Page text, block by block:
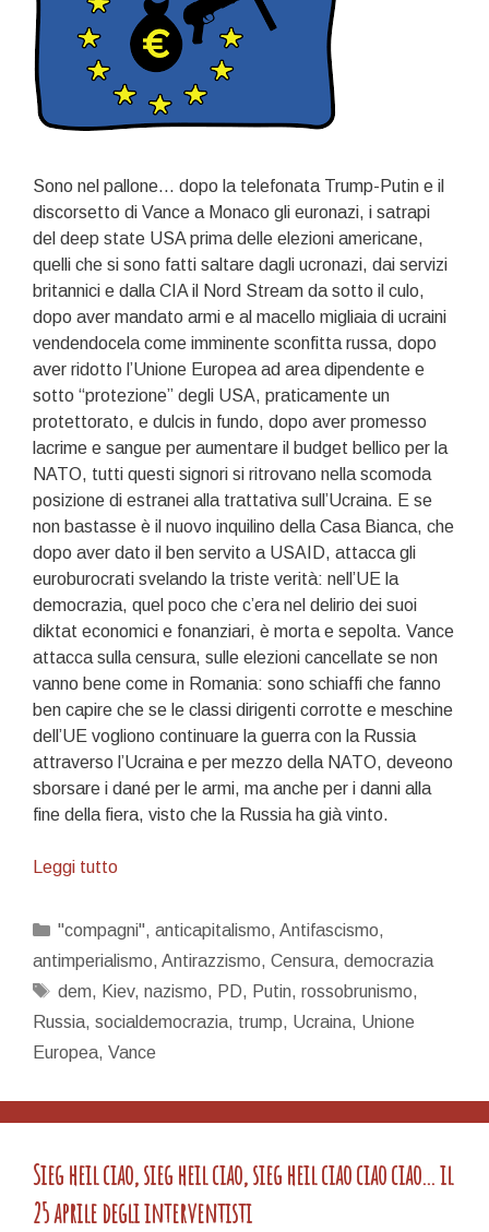
Sono nel pallone… dopo la telefonata Trump-Putin e il
discorsetto di Vance a Monaco gli euronazi, i satrapi
del deep state USA prima delle elezioni americane,
quelli che si sono fatti saltare dagli ucronazi, dai servizi
britannici e dalla CIA il Nord Stream da sotto il culo,
dopo aver mandato armi e al macello migliaia di ucraini
vendendocela come imminente sconfitta russa, dopo
aver ridotto l’Unione Europea ad area dipendente e
sotto “protezione” degli USA, praticamente un
protettorato, e dulcis in fundo, dopo aver promesso
lacrime e sangue per aumentare il budget bellico per la
NATO, tutti questi signori si ritrovano nella scomoda
posizione di estranei alla trattativa sull’Ucraina. E se
non bastasse è il nuovo inquilino della Casa Bianca, che
dopo aver dato il ben servito a USAID, attacca gli
euroburocrati svelando la triste verità: nell’UE la
democrazia, quel poco che c’era nel delirio dei suoi
diktat economici e fonanziari, è morta e sepolta. Vance
attacca sulla censura, sulle elezioni cancellate se non
vanno bene come in Romania: sono schiaffi che fanno
ben capire che se le classi dirigenti corrotte e meschine
dell’UE vogliono continuare la guerra con la Russia
attraverso l’Ucraina e per mezzo della NATO, deveono
sborsare i dané per le armi, ma anche per i danni alla
fine della fiera, visto che la Russia ha già vinto.
Leggi tuttoRossobruni
sarete
voi…
Categorie
"compagni", anticapitalismo, Antifascismo,
antimperialismo, Antirazzismo, Censura, democrazia
Tag
dem, Kiev, nazismo, PD, Putin, rossobrunismo,
Russia, socialdemocrazia, trump, Ucraina, Unione
Europea, Vance
Sieg heil ciao, sieg heil ciao, sieg heil ciao ciao ciao… il
25 aprile degli interventisti